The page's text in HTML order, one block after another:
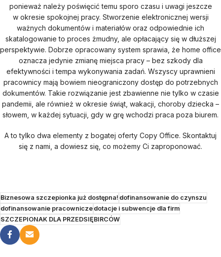
ponieważ należy poświęcić temu sporo czasu i uwagi jeszcze
w okresie spokojnej pracy. Stworzenie elektronicznej wersji
ważnych dokumentów i materiałów oraz odpowiednie ich
skatalogowanie to proces żmudny, ale opłacający się w dłuższej
perspektywie. Dobrze opracowany system sprawia, że home office
oznacza jedynie zmianę miejsca pracy – bez szkody dla
efektywności i tempa wykonywania zadań. Wszyscy uprawnieni
pracownicy mają bowiem nieograniczony dostęp do potrzebnych
dokumentów. Takie rozwiązanie jest zbawienne nie tylko w czasie
pandemii, ale również w okresie świąt, wakacji, choroby dziecka –
słowem, w każdej sytuacji, gdy w grę wchodzi praca poza biurem.
A to tylko dwa elementy z bogatej oferty Copy Office. Skontaktuj
się z nami, a dowiesz się, co możemy Ci zaproponować.
Biznesowa szczepionka już dostępna! dofinansowanie do czynszu
dofinansowanie pracowniczedotacje i subwencje dla firm
SZCZEPIONAK DLA PRZEDSIĘBIRCÓW